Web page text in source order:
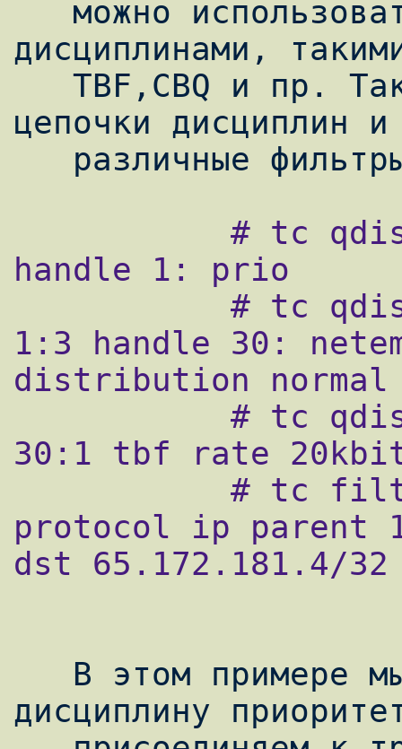
дисциплинами,
цепочки дисциплин
handle 1: prio
1:3 handle 30:
distribution normal
30:1 tbf rate
protocol ip parent
dst 65.172.181.4/
дисциплину